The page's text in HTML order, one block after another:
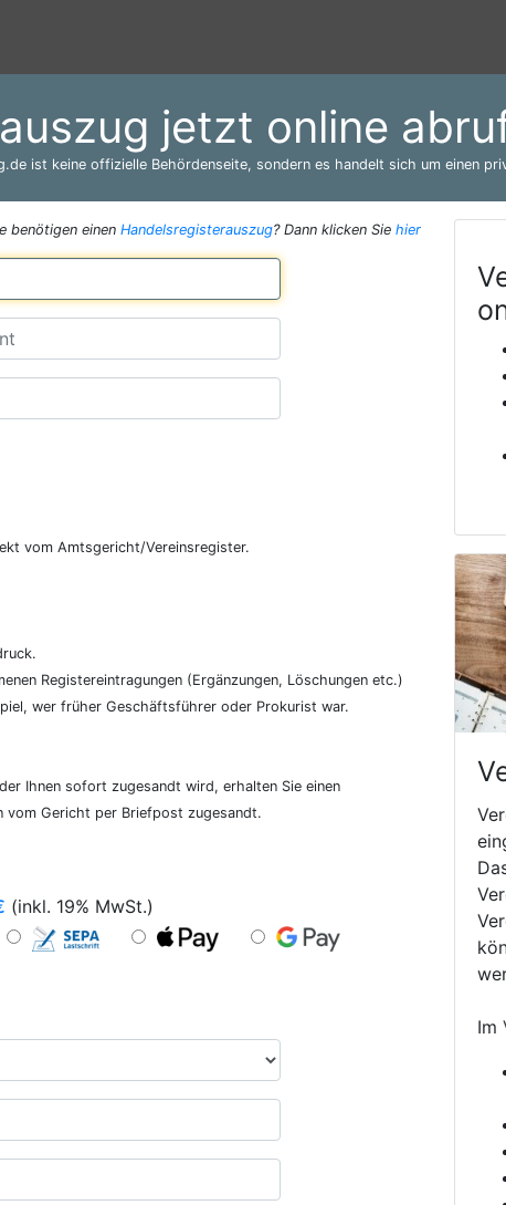
jetzt online
ist keine offizielle Behördenseite, sondern es handelt sich um einen
benötigen einen Handelsregisterauszug? Dann klicken Sie hier
vom Amtsgericht/Vereinsregister.
Registereintragungen (Ergänzungen, Löschungen etc.)
wer früher Geschäftsführer oder Prokurist war.
Ihnen sofort zugesandt wird, erhalten Sie einen
vom Gericht per Briefpost zugesandt.
(inkl. 19% MwSt.)
Im